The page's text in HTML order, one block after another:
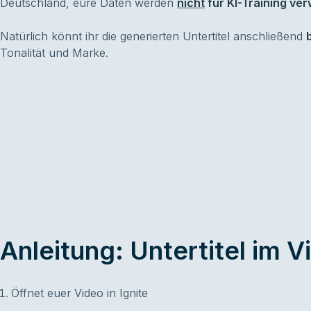
Natürlich könnt ihr die generierten Untertitel anschließend
Tonalität und Marke.
Anleitung: Untertitel im
Öffnet euer Video in Ignite